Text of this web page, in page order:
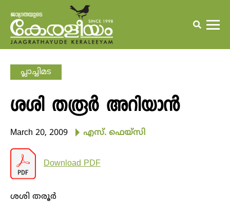
പ്ലാച്ചിമട
ശശി തരൂര്‍ അറിയാന്‍
March 20, 2009 എസ്. ഫെയ്‌സി
Download PDF
ശശി തരൂര്‍